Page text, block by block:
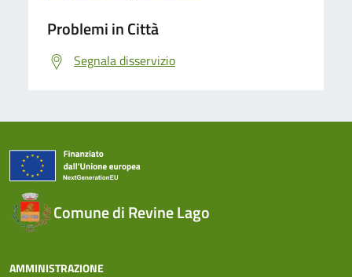
Problemi in Città
Segnala disservizio
Comune di Revine Lago
AMMINISTRAZIONE